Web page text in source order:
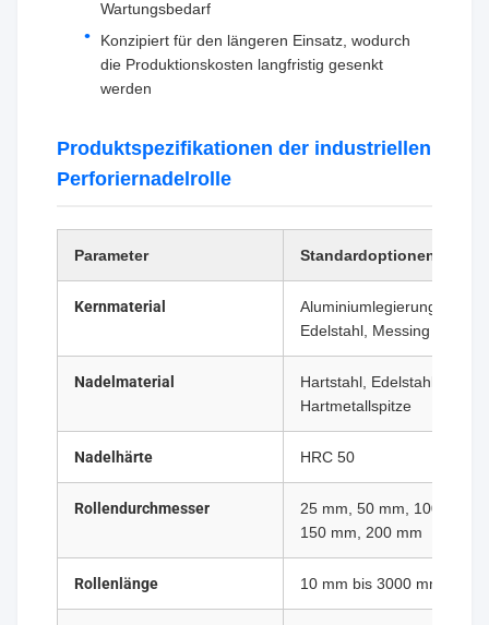
Wartungsbedarf
Konzipiert für den längeren Einsatz, wodurch
die Produktionskosten langfristig gesenkt
werden
Produktspezifikationen der industriellen
Perforiernadelrolle
Parameter Standardoptionen
Kernmaterial
Aluminiumlegierung,
Edelstahl, Messing
Nadelmaterial
Hartstahl, Edelstahl,
Hartmetallspitze
Nadelhärte HRC 50
Rollendurchmesser
25 mm, 50 mm, 100 mm,
150 mm, 200 mm
Rollenlänge 10 mm bis 3000 mm